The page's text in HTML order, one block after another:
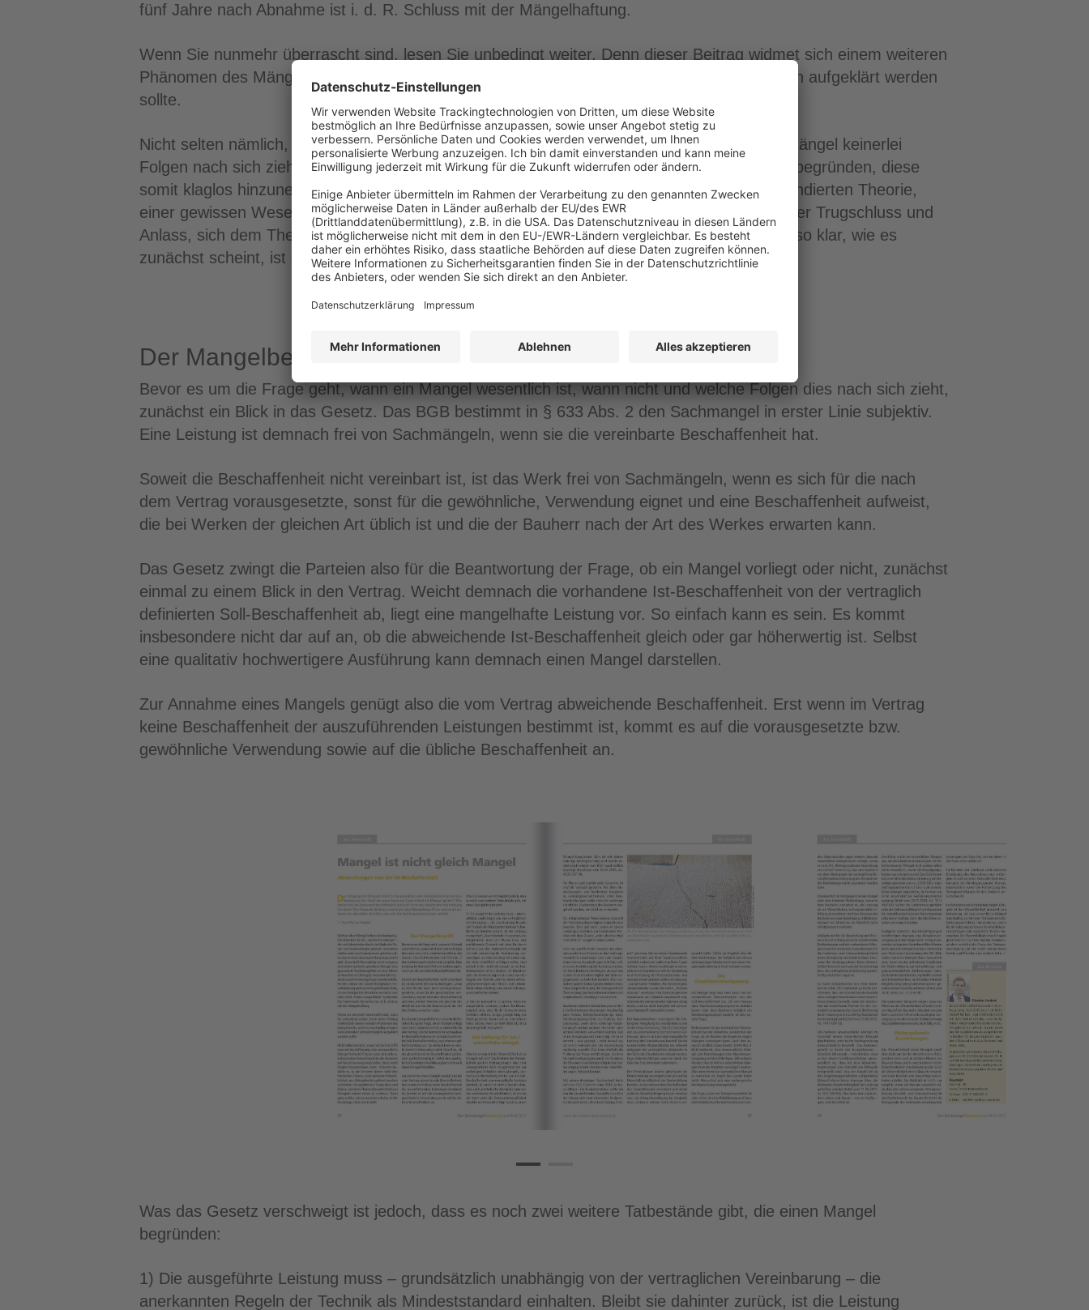
fünf Jahre nach Abnahme ist i. d. R. Schluss mit der Mängelhaftung.
Wenn Sie nunmehr überrascht sind, lesen Sie unbedingt weiter. Denn dieser Beitrag widmet sich einem weiteren
Phänomen des Mängelrechts, welches regelmäßig verkannt wird und daher schnellstmöglich aufgeklärt werden
sollte.
Nicht selten nämlich, sogar bei Gericht, trifft man auf die Auffassung, dass unwesentliche Mängel keinerlei
Folgen nach sich ziehen, insbesondere keine Ansprüche des Bauherrn auf Nachbesserung begründen, diese
somit klaglos hinzunehmen seien. Vielmehr bedürfe es, so die Vertreter dieser nicht sehr fundierten Theorie,
einer gewissen Wesentlichkeit, um Mängelrechte geltend machen zu können. Ein gefährlicher Trugschluss und
Anlass, sich dem Thema Wesentlichkeit von Mängeln einmal näher zu widmen. Denn ganz so klar, wie es
zunächst scheint, ist die Rechtslage dann doch nicht.
Der Mangelbegriff
Bevor es um die Frage geht, wann ein Mangel wesentlich ist, wann nicht und welche Folgen dies nach sich zieht,
zunächst ein Blick in das Gesetz. Das BGB bestimmt in § 633 Abs. 2 den Sachmangel in erster Linie subjektiv.
Eine Leistung ist demnach frei von Sachmängeln, wenn sie die vereinbarte Beschaffenheit hat.
Soweit die Beschaffenheit nicht vereinbart ist, ist das Werk frei von Sachmängeln, wenn es sich für die nach
dem Vertrag vorausgesetzte, sonst für die gewöhnliche, Verwendung eignet und eine Beschaffenheit aufweist,
die bei Werken der gleichen Art üblich ist und die der Bauherr nach der Art des Werkes erwarten kann.
Das Gesetz zwingt die Parteien also für die Beantwortung der Frage, ob ein Mangel vorliegt oder nicht, zunächst
einmal zu einem Blick in den Vertrag. Weicht demnach die vorhandene Ist-Beschaffenheit von der vertraglich
definierten Soll-Beschaffenheit ab, liegt eine mangelhafte Leistung vor. So einfach kann es sein. Es kommt
insbesondere nicht dar auf an, ob die abweichende Ist-Beschaffenheit gleich oder gar höherwertig ist. Selbst
eine qualitativ hochwertigere Ausführung kann demnach einen Mangel darstellen.
Zur Annahme eines Mangels genügt also die vom Vertrag abweichende Beschaffenheit. Erst wenn im Vertrag
keine Beschaffenheit der auszuführenden Leistungen bestimmt ist, kommt es auf die vorausgesetzte bzw.
gewöhnliche Verwendung sowie auf die übliche Beschaffenheit an.
Was das Gesetz verschweigt ist jedoch, dass es noch zwei weitere Tatbestände gibt, die einen Mangel
begründen:
1) Die ausgeführte Leistung muss – grundsätzlich unabhängig von der vertraglichen Vereinbarung – die
anerkannten Regeln der Technik als Mindeststandard einhalten. Bleibt sie dahinter zurück, ist die Leistung